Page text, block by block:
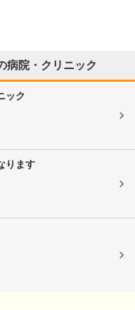
病院・クリニック
ック
ります